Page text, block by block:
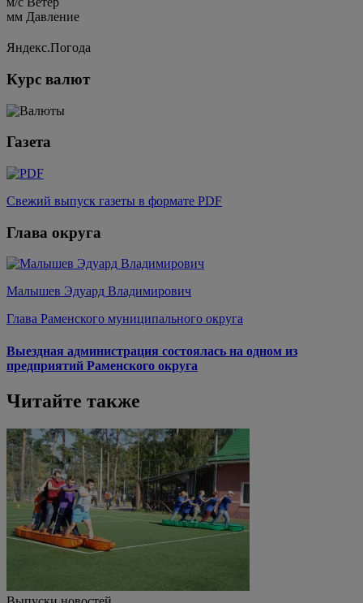
мм Давление
Яндекс.Погода
Курс валют
Газета
Свежий выпуск газеты в формате PDF
Глава округа
Малышев Эдуард Владимирович
Глава Раменского муниципального округа
Выездная администрация состоялась на одном из
предприятий Раменского округа
Читайте также